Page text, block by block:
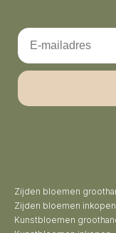
Email
Zijden bloemen
Zijden bloemen inkopen
Kunstbloemen